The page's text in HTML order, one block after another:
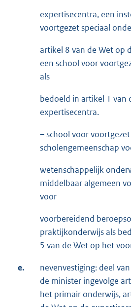
expertisecentra, een
voortgezet speciaal
artikel 8 van de Wet op
een school voor
als
bedoeld in artikel 1 van
expertisecentra.
– school voor
scholengemeenschap
wetenschappelijk
middelbaar algemeen
voor
voorbereidend
praktijkonderwijs als
5 van de Wet op het
e.
nevenvestiging: deel
de minister ingevolge
het primair onderwijs,